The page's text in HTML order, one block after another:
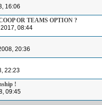
16:06
OR TEAMS OPTION ?
08:44
20:36
22:23
!
09:45